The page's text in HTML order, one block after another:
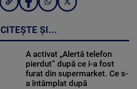
CITEȘTE ȘI...
A activat „Alertă telefon
pierdut” după ce i-a fost
furat din supermarket. Ce s-
a întâmplat după